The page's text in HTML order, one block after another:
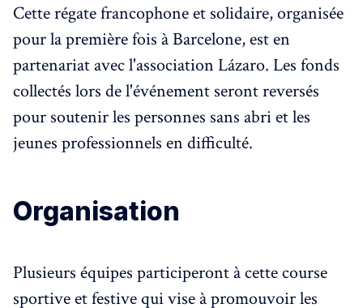
Cette régate francophone et solidaire, organisée
pour la première fois à Barcelone, est en
partenariat avec l'association Lázaro. Les fonds
collectés lors de l'événement seront reversés
pour soutenir les personnes sans abri et les
jeunes professionnels en difficulté.
Organisation
Plusieurs équipes participeront à cette course
sportive et festive qui vise à promouvoir les